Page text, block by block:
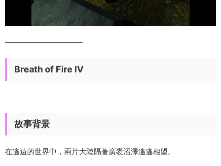
——————————–
Breath of Fire IV
故事背景
在遙遠的世界中，兩片大陸隔著廣袤沼澤遙遙相望。